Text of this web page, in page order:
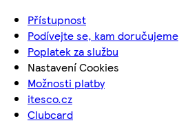
Přístupnost
Podívejte se, kam doručujeme
Poplatek za službu
Nastavení Cookies
Možnosti platby
itesco.cz
Clubcard